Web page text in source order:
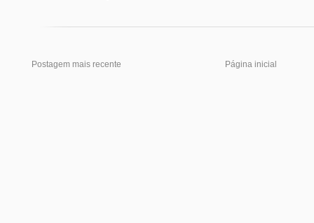
Postagem mais recente Página inicial